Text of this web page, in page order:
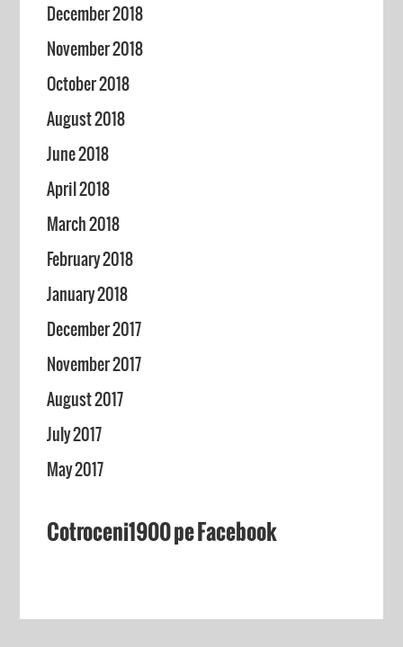
December 2018
November 2018
October 2018
August 2018
June 2018
April 2018
March 2018
February 2018
January 2018
December 2017
November 2017
August 2017
July 2017
May 2017
Cotroceni1900 pe Facebook